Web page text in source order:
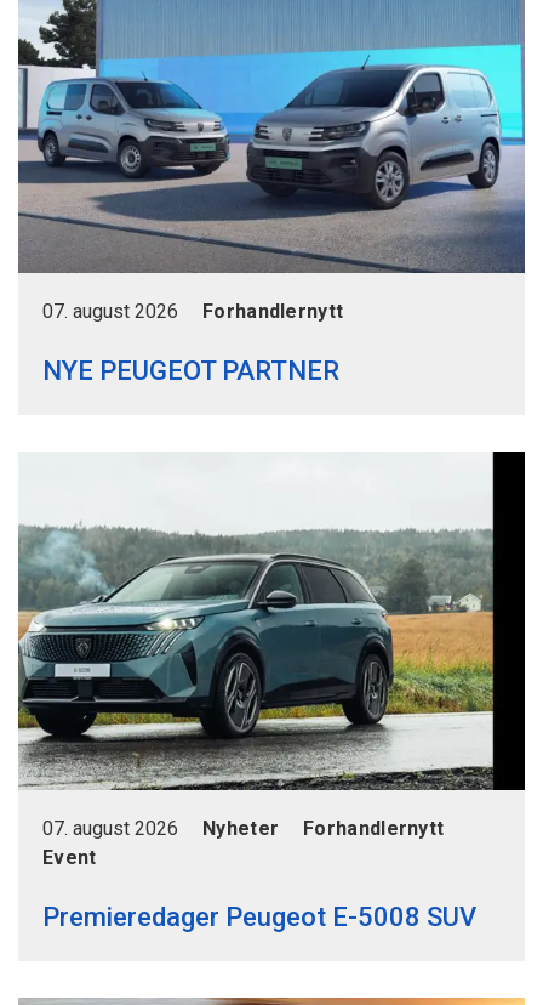
07. august 2026 Forhandlernytt
NYE PEUGEOT PARTNER
07. august 2026 Nyheter
Forhandlernytt
Event
Premieredager Peugeot E-5008 SUV